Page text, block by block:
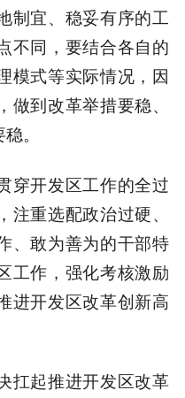
制宜、稳妥有序的工
不同，要结合各自的
模式等实际情况，因
做到改革举措要稳、
。
穿开发区工作的全过
注重选配政治过硬、
、敢为善为的干部特
工作，强化考核激励
进开发区改革创新高
扛起推进开发区改革